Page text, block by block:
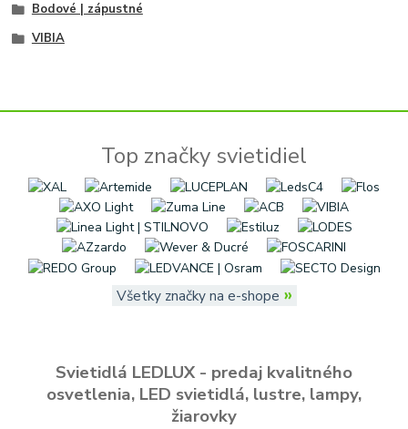
Bodové | zápustné
VIBIA
Top značky svietidiel
Všetky značky na e-shope »
Svietidlá LEDLUX - predaj kvalitného
osvetlenia, LED svietidlá, lustre, lampy,
žiarovky